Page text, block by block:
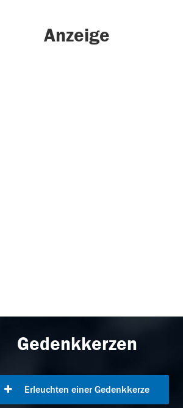
Anzeige
Gedenkkerzen
Erleuchten einer Gedenkkerze